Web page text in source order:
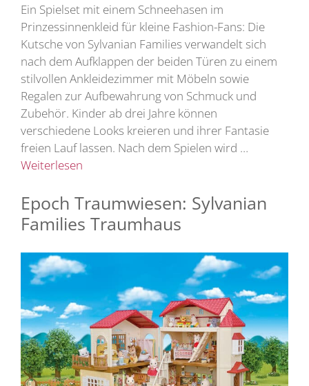
Ein Spielset mit einem Schneehasen im
Prinzessinnenkleid für kleine Fashion-Fans: Die
Kutsche von Sylvanian Families verwandelt sich
nach dem Aufklappen der beiden Türen zu einem
stilvollen Ankleidezimmer mit Möbeln sowie
Regalen zur Aufbewahrung von Schmuck und
Zubehör. Kinder ab drei Jahre können
verschiedene Looks kreieren und ihrer Fantasie
freien Lauf lassen. Nach dem Spielen wird …
Weiterlesen
Epoch Traumwiesen: Sylvanian
Families Traumhaus